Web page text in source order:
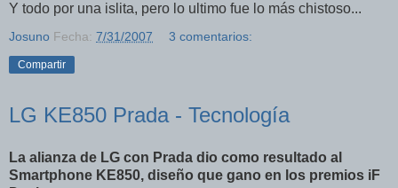
Y todo por una islita, pero lo ultimo fue lo más chistoso...
Josuno Fecha: 7/31/2007 3 comentarios:
Compartir
LG KE850 Prada - Tecnología
La alianza de LG con Prada dio como resultado al
Smartphone KE850, diseño que gano en los premios iF